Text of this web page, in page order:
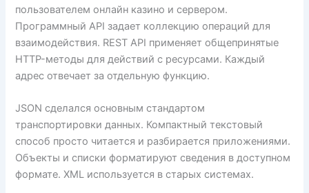
пользователем онлайн казино и сервером.
Программный API задает коллекцию операций для
взаимодействия. REST API применяет общепринятые
HTTP-методы для действий с ресурсами. Каждый
адрес отвечает за отдельную функцию.
JSON сделался основным стандартом
транспортировки данных. Компактный текстовый
способ просто читается и разбирается приложениями.
Объекты и списки форматируют сведения в доступном
формате. XML используется в старых системах.